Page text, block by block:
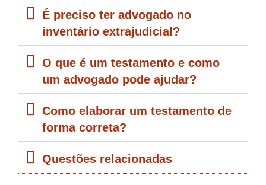
É preciso ter advogado no
inventário extrajudicial?
O que é um testamento e como
um advogado pode ajudar?
Como elaborar um testamento de
forma correta?
Questões relacionadas